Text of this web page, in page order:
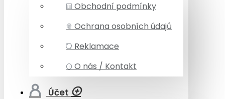
Obchodní podmínky
Ochrana osobních údajů
Reklamace
O nás / Kontakt
Účet